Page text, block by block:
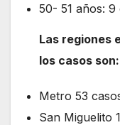
50- 51 años: 9
Las regiones
los casos son:
Metro 53
San Miguelito